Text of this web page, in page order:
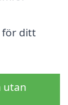
för ditt
utan